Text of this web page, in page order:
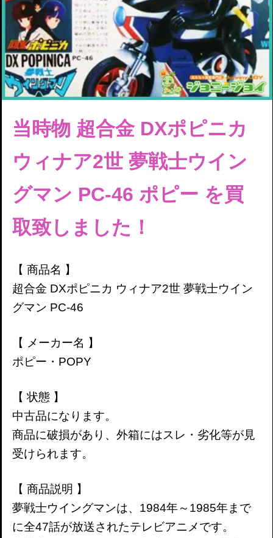
当時物 超合金 DXポピニカ
ウィナア2世 夢戦士ウイン
グマン PC-46 ポピー を買
取致しました！
【 商品名 】
超合金 DXポピニカ ウィナア2世 夢戦士ウイン
グマン PC-46
【 メーカー名 】
ポピー・POPY
【 状態 】
中古品になります。
商品に破損があり、 外箱にはスレ・劣化等が見
受けられます。
【 商品説明 】
夢戦士ウイングマンは、1984年～1985年まで
に全47話が放送されたテレビアニメです。